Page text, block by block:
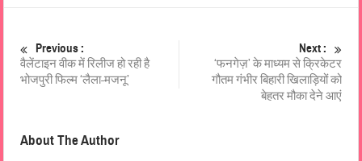
Previous :
वैलेंटाइन वीक में रिलीज हो रही है
भोजपुरी फिल्म ‘लैला-मजनू’
Next :
‘फनगेज़’ के माध्यम से क्रिकेटर
गौतम गंभीर बिहारी खिलाड़ियों को
बेहतर मौका देने आएं
About The Author